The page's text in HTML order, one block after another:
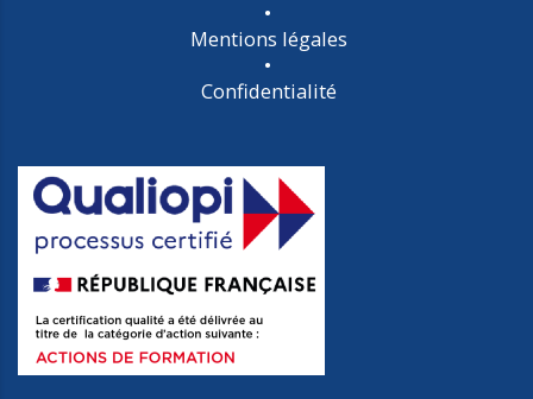
Mentions légales
Confidentialité